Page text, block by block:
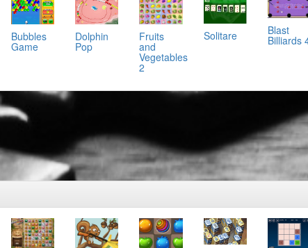
Bubbles
Game
Dolphin
Pop
Fruits
and
Vegetables
2
Solitare Blast
Billiards